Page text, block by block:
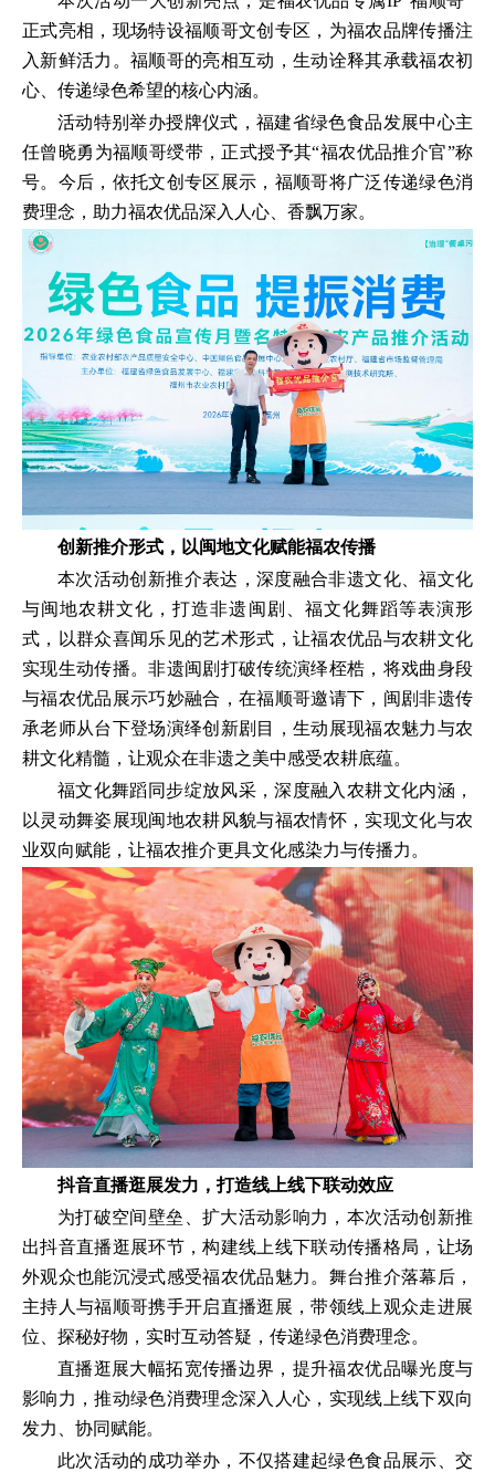
正式亮相，现场特设福顺哥文创专区，为福农品牌传播注
入新鲜活力。福顺哥的亮相互动，生动诠释其承载福农初
心、传递绿色希望的核心内涵。
活动特别举办授牌仪式，福建省绿色食品发展中心主
任曾晓勇为福顺哥绶带，正式授予其“福农优品推介官”称
号。今后，依托文创专区展示，福顺哥将广泛传递绿色消
费理念，助力福农优品深入人心、香飘万家。
创新推介形式，以闽地文化赋能福农传播
本次活动创新推介表达，深度融合非遗文化、福文化
与闽地农耕文化，打造非遗闽剧、福文化舞蹈等表演形
式，以群众喜闻乐见的艺术形式，让福农优品与农耕文化
实现生动传播。非遗闽剧打破传统演绎桎梏，将戏曲身段
与福农优品展示巧妙融合，在福顺哥邀请下，闽剧非遗传
承老师从台下登场演绎创新剧目，生动展现福农魅力与农
耕文化精髓，让观众在非遗之美中感受农耕底蕴。
福文化舞蹈同步绽放风采，深度融入农耕文化内涵，
以灵动舞姿展现闽地农耕风貌与福农情怀，实现文化与农
业双向赋能，让福农推介更具文化感染力与传播力。
抖音直播逛展发力，打造线上线下联动效应
为打破空间壁垒、扩大活动影响力，本次活动创新推
出抖音直播逛展环节，构建线上线下联动传播格局，让场
外观众也能沉浸式感受福农优品魅力。舞台推介落幕后，
主持人与福顺哥携手开启直播逛展，带领线上观众走进展
位、探秘好物，实时互动答疑，传递绿色消费理念。
直播逛展大幅拓宽传播边界，提升福农优品曝光度与
影响力，推动绿色消费理念深入人心，实现线上线下双向
发力、协同赋能。
此次活动的成功举办，不仅搭建起绿色食品展示、交